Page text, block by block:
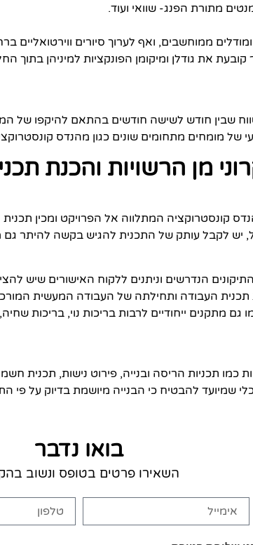
מתורת הפנג- שוואי ועוד.
ממוחשבים, ואף לערוך סיורים
את גודלן ומיקומן הפונקציות למיניהן בתוך
שבין חודש לשישה חודשים בהתאם להיקפו של
של מומחים מתחומים שונים כגון מהנדס
מן הרשויות והכנת
קונסטרוקציה המתלווה אל הפרויקט ומכין
יש לקבל עותק של התכנית להגיש בקשה להיתר
הנדרשים וניתנים ללקוח האישורים שיש
העבודה ותחילתה של העבודה המעשית
מתקנים ייחודיים לרבות בריכות נוי, בריכות שחיה,
כמו תכניות הריסה ובנייה, פירוט נישות, תכנית
שמיועד להבטיח כי הבנייה מיושמת בדיוק על פי
בואו נדבר
השאירו פרטים בטופס ונשוב